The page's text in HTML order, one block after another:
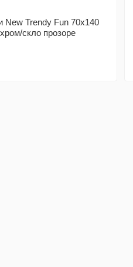
New Trendy Fun 70х140
скло прозоре